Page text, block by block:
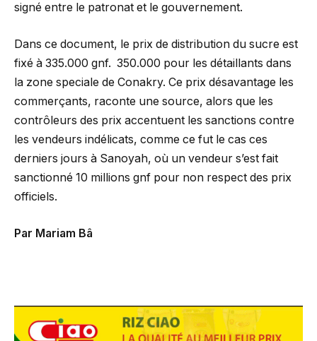
signé entre le patronat et le gouvernement.
Dans ce document, le prix de distribution du sucre est
fixé à 335.000 gnf. 350.000 pour les détaillants dans
la zone speciale de Conakry. Ce prix désavantage les
commerçants, raconte une source, alors que les
contrôleurs des prix accentuent les sanctions contre
les vendeurs indélicats, comme ce fut le cas ces
derniers jours à Sanoyah, où un vendeur s’est fait
sanctionné 10 millions gnf pour non respect des prix
officiels.
Par Mariam Bâ